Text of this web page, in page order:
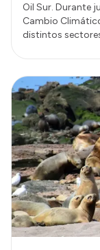
Oil Sur. Durante
Cambio
distintos